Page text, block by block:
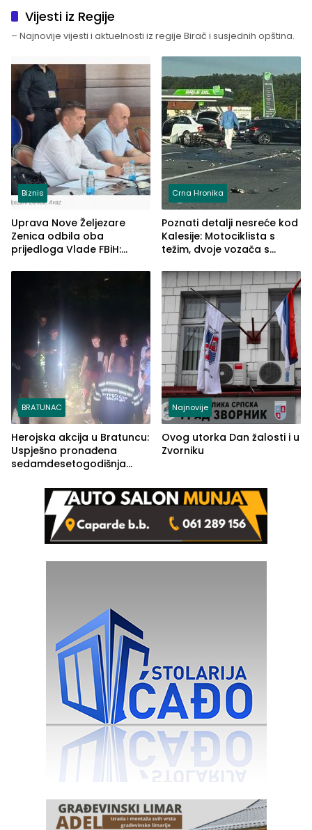
Vijesti iz Regije
– Najnovije vijesti i aktuelnosti iz regije Birač i susjednih opština.
Biznis
Uprava Nove Željezare
Zenica odbila oba
prijedloga Vlade FBiH:
rješenje
Crna Hronika
Poznati detalji nesreće kod
Kalesije: Motociklista s
težim, dvoje vozača s
BRATUNAC
Herojska akcija u Bratuncu:
Uspješno pronađena
sedamdesetogodišnja
Kravice.
Najnovije
Ovog utorka Dan žalosti i u
Zvorniku